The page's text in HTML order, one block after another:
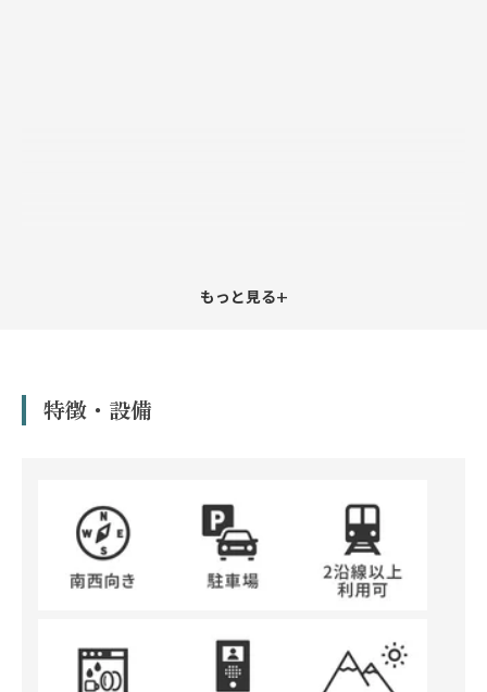
もっと見る+
特徴・設備